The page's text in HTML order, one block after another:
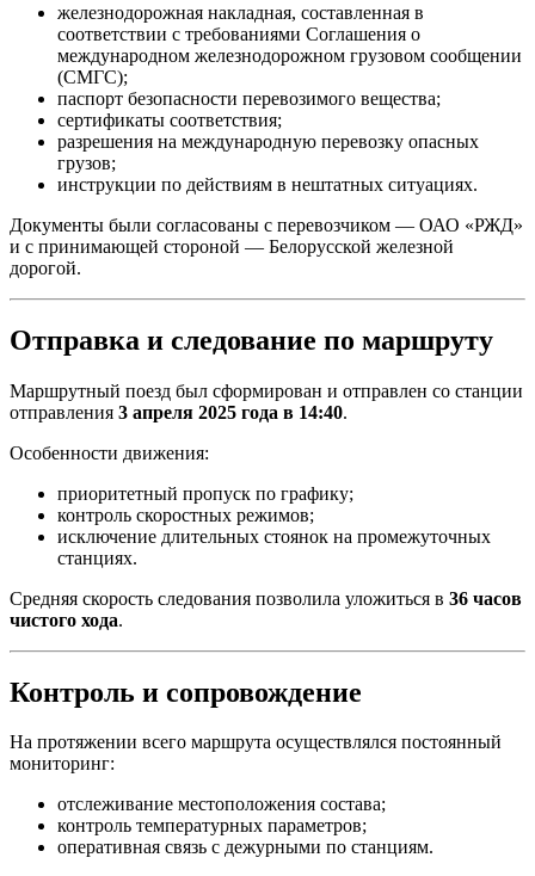
железнодорожная накладная, составленная в
соответствии с требованиями Соглашения о
международном железнодорожном грузовом сообщении
(СМГС);
паспорт безопасности перевозимого вещества;
сертификаты соответствия;
разрешения на международную перевозку опасных
грузов;
инструкции по действиям в нештатных ситуациях.
Документы были согласованы с перевозчиком — ОАО «РЖД»
и с принимающей стороной — Белорусской железной
дорогой.
Отправка и следование по маршруту
Маршрутный поезд был сформирован и отправлен со станции
отправления 3 апреля 2025 года в 14:40.
Особенности движения:
приоритетный пропуск по графику;
контроль скоростных режимов;
исключение длительных стоянок на промежуточных
станциях.
Средняя скорость следования позволила уложиться в 36 часов
чистого хода.
Контроль и сопровождение
На протяжении всего маршрута осуществлялся постоянный
мониторинг:
отслеживание местоположения состава;
контроль температурных параметров;
оперативная связь с дежурными по станциям.